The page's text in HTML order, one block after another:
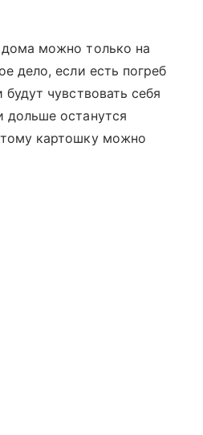
можно только на
дело, если есть погреб
чувствовать себя
дольше останутся
картошку можно